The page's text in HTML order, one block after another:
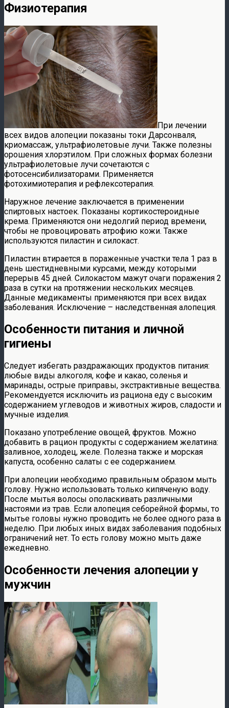
Физиотерапия
При лечении
всех видов алопеции показаны токи Дарсонваля,
криомассаж, ультрафиолетовые лучи. Также полезны
орошения хлорэтилом. При сложных формах болезни
ультрафиолетовые лучи сочетаются с
фотосенсибилизаторами. Применяется
фотохимиотерапия и рефлексотерапия.
Наружное лечение заключается в применении
спиртовых настоек. Показаны кортикостероидные
крема. Применяются они недолгий период времени,
чтобы не провоцировать атрофию кожи. Также
используются пиластин и силокаст.
Пиластин втирается в пораженные участки тела 1 раз в
день шестидневными курсами, между которыми
перерыв 45 дней. Силокастом мажут очаги поражения 2
раза в сутки на протяжении нескольких месяцев.
Данные медикаменты применяются при всех видах
заболевания. Исключение – наследственная алопеция.
Особенности питания и личной
гигиены
Следует избегать раздражающих продуктов питания:
любые виды алкоголя, кофе и какао, соленья и
маринады, острые приправы, экстрактивные вещества.
Рекомендуется исключить из рациона еду с высоким
содержанием углеводов и животных жиров, сладости и
мучные изделия.
Показано употребление овощей, фруктов. Можно
добавить в рацион продукты с содержанием желатина:
заливное, холодец, желе. Полезна также и морская
капуста, особенно салаты с ее содержанием.
При алопеции необходимо правильным образом мыть
голову. Нужно использовать только кипяченую воду.
После мытья волосы ополаскивать различными
настоями из трав. Если алопеция себорейной формы, то
мытье головы нужно проводить не более одного раза в
неделю. При любых иных видах заболевания подобных
ограничений нет. То есть голову можно мыть даже
ежедневно.
Особенности лечения алопеции у
мужчин